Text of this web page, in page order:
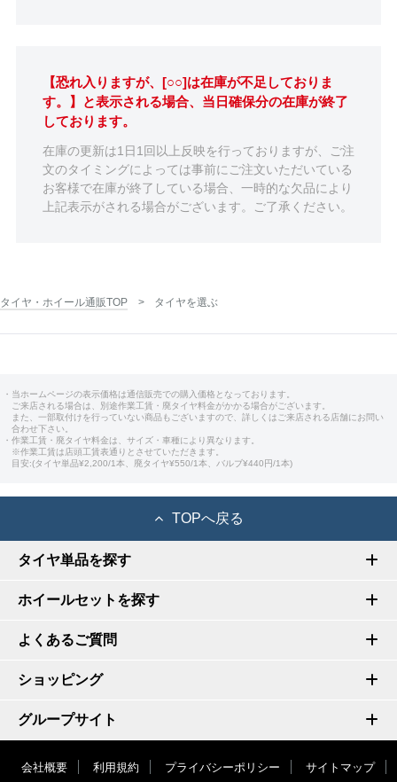
【恐れ入りますが、[○○]は在庫が不足しておりま
す。】と表示される場合、当日確保分の在庫が終了
しております。
在庫の更新は1日1回以上反映を行っておりますが、ご注
文のタイミングによっては事前にご注文いただいている
お客様で在庫が終了している場合、一時的な欠品により
上記表示がされる場合がございます。ご了承ください。
タイヤ・ホイール通販TOP タイヤを選ぶ
・当ホームページの表示価格は通信販売での購入価格となっております。
ご来店される場合は、別途作業工賃・廃タイヤ料金がかかる場合がございます。
また、一部取付けを行っていない商品もございますので、詳しくはご来店される店舗にお問い
合わせ下さい。
・作業工賃・廃タイヤ料金は、サイズ・車種により異なります。
※作業工賃は店頭工賃表通りとさせていただきます。
目安:(タイヤ単品¥2,200/1本、廃タイヤ¥550/1本、バルブ¥440円/1本)
TOPへ戻る
タイヤ単品を探す
ホイールセットを探す
よくあるご質問
ショッピング
グループサイト
会社概要 利用規約 プライバシーポリシー サイトマップ